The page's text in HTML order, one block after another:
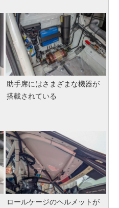
助手席にはさまざまな機器が
搭載されている
ロールケージのヘルメットが